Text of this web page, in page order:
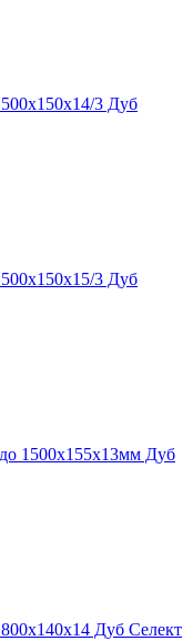
3 Дуб
3 Дуб
1500х155х13мм Дуб
Дуб Селект